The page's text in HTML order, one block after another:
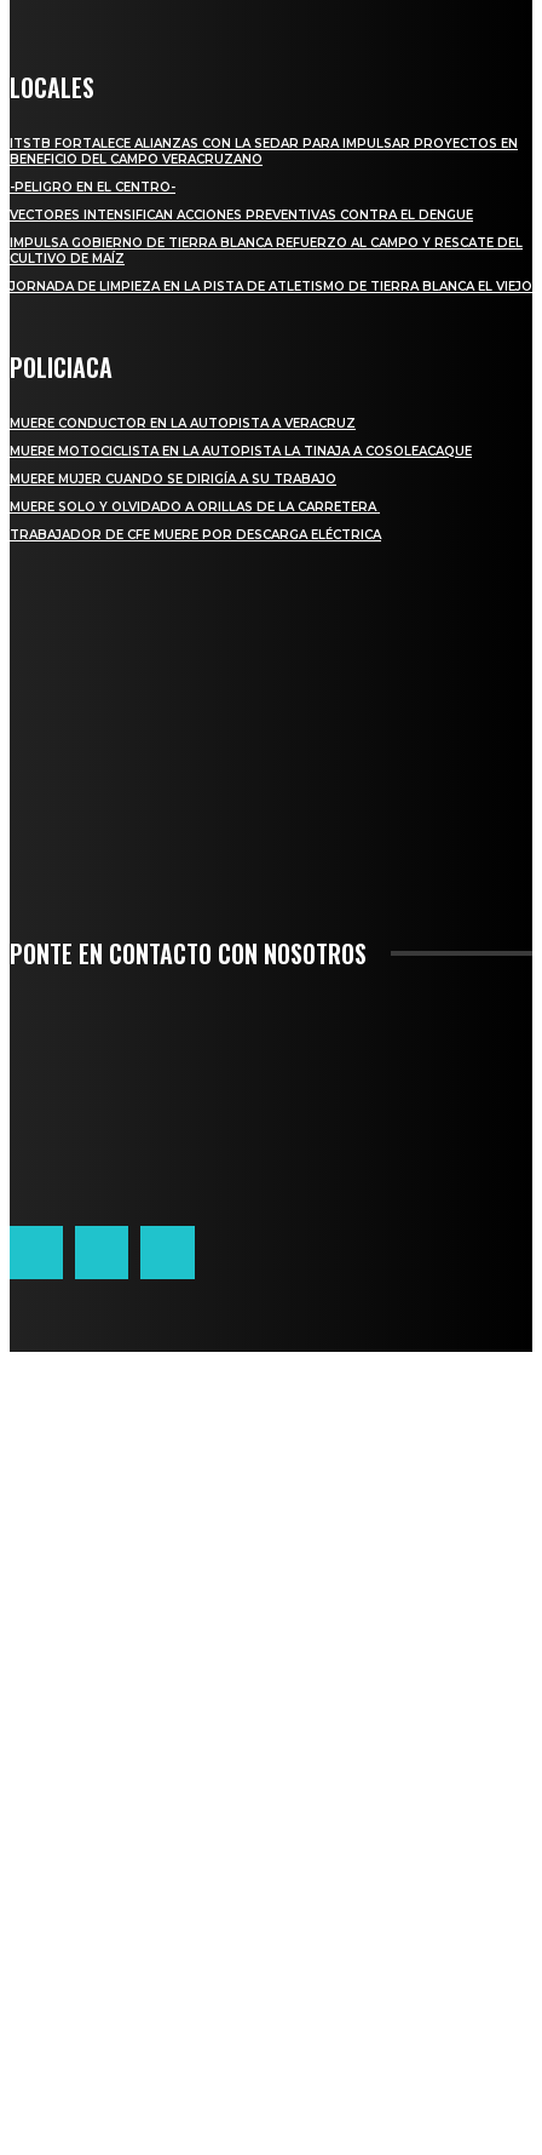
LOCALES
ITSTB FORTALECE ALIANZAS CON LA SEDAR PARA IMPULSAR PROYECTOS EN
BENEFICIO DEL CAMPO VERACRUZANO
-PELIGRO EN EL CENTRO-
VECTORES INTENSIFICAN ACCIONES PREVENTIVAS CONTRA EL DENGUE
IMPULSA GOBIERNO DE TIERRA BLANCA REFUERZO AL CAMPO Y RESCATE DEL
CULTIVO DE MAÍZ
JORNADA DE LIMPIEZA EN LA PISTA DE ATLETISMO DE TIERRA BLANCA EL VIEJO
POLICIACA
MUERE CONDUCTOR EN LA AUTOPISTA A VERACRUZ
MUERE MOTOCICLISTA EN LA AUTOPISTA LA TINAJA A COSOLEACAQUE
MUERE MUJER CUANDO SE DIRIGÍA A SU TRABAJO
MUERE SOLO Y OLVIDADO A ORILLAS DE LA CARRETERA
TRABAJADOR DE CFE MUERE POR DESCARGA ELÉCTRICA
PONTE EN CONTACTO CON NOSOTROS